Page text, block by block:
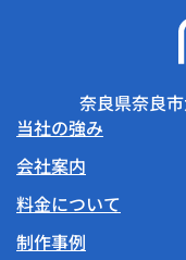
奈良県奈良
当社の強み
会社案内
料金について
制作事例